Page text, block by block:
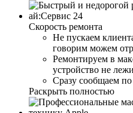
Скорость ремонта
Не пускаем
говорим можем
Ремонтируем в
устройство не
Сразу сообщаем по
Раскрыть полностью